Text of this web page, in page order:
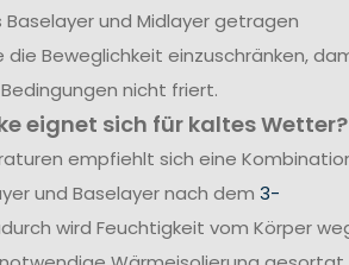
und Midlayer getragen
die Beweglichkeit einzuschränken,
nicht friert.
eignet sich für kaltes Wetter?
empfiehlt sich eine
und Baselayer nach dem 3-
wird Feuchtigkeit vom Körper